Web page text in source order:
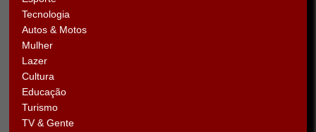
Tecnologia
Autos & Motos
Mulher
Lazer
Cultura
Educação
Turismo
TV & Gente